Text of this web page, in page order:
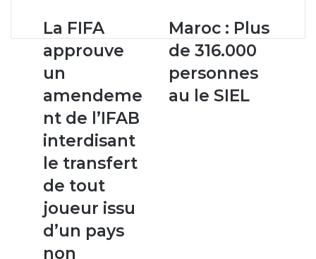
La
FIFA
approuve
un
amendement
de
l’IFAB
interdisant
transfert
de
tout
joueur
issu
d’un
La FIFA
approuve
un
amendeme
nt de l’IFAB
interdisant
le transfert
de tout
joueur issu
d’un pays
non
Maroc
:
Plus
de
316.000
personnes
Maroc : Plus
de 316.000
personnes
au le SIEL